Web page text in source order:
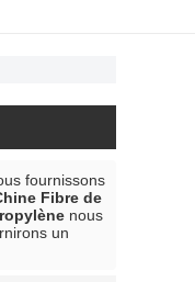
fournissons
Fibre de
nous
un